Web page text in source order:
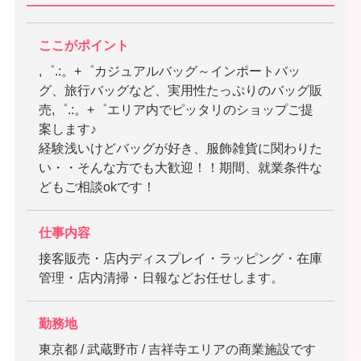
ここがポイント
,゜.:。+゜カジュアルバッグ～インポートバッ
グ、旅行バッグなど、実用性たっぷりのバッグ販
売,゜.:。+゜エリア内でピッタリのショップご提
案します♪
経験浅いけどバッグが好き、服飾雑貨に関わりた
い・・そんな方でも大歓迎！！期間、就業条件な
どもご相談okです！
仕事内容
接客販売・店内ディスプレイ・ラッピング・在庫
管理・店内清掃・日報などお任せします。
勤務地
東京都 / 武蔵野市 / 吉祥寺エリアの商業施設です